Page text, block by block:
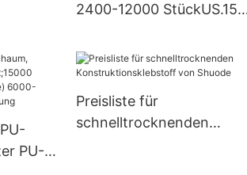
2400-12000 StückUS.15
Shuode
PU-
Preisliste für
schnelltrocknenden